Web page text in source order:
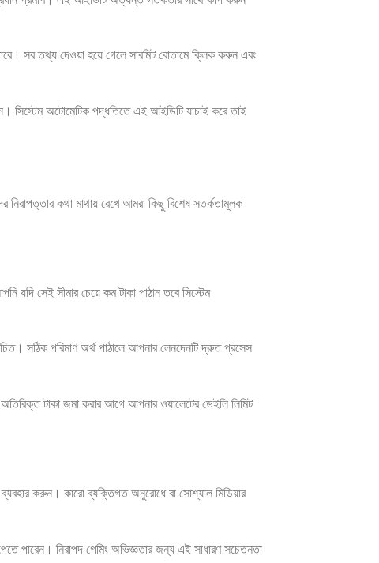
সব তথ্য দেওয়া হয়ে গেলে সাবমিট বোতামে ক্লিক করুন এবং
সিস্টেম অটোমেটিক পদ্ধতিতে এই আইডিটি যাচাই করে তাই
নিরাপত্তার কথা মাথায় রেখে আমরা কিছু বিশেষ সতর্কতামূলক
যদি সেই সীমার চেয়ে কম টাকা পাঠান তবে সিস্টেম
সঠিক পরিমাণ অর্থ পাঠালে আপনার লেনদেনটি দ্রুত প্রসেস
টাকা জমা করার আগে আপনার ওয়ালেটের ডেইলি লিমিট
ব্যবহার করুন। কারো ব্যক্তিগত অনুরোধে বা সোশ্যাল মিডিয়ার
পারেন। নিরাপদ গেমিং অভিজ্ঞতার জন্য এই সাধারণ সচেতনতা